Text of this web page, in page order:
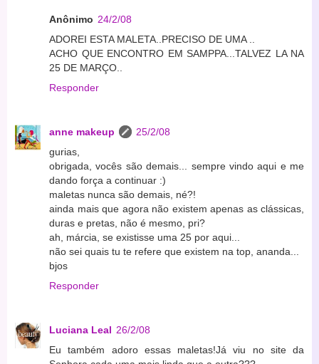
Anônimo 24/2/08
ADOREI ESTA MALETA..PRECISO DE UMA ..
ACHO QUE ENCONTRO EM SAMPPA...TALVEZ LA NA
25 DE MARÇO..
Responder
anne makeup
25/2/08
gurias,
obrigada, vocês são demais... sempre vindo aqui e me
dando força a continuar :)
maletas nunca são demais, né?!
ainda mais que agora não existem apenas as clássicas,
duras e pretas, não é mesmo, pri?
ah, márcia, se existisse uma 25 por aqui...
não sei quais tu te refere que existem na top, ananda...
bjos
Responder
Luciana Leal 26/2/08
Eu também adoro essas maletas!Já viu no site da